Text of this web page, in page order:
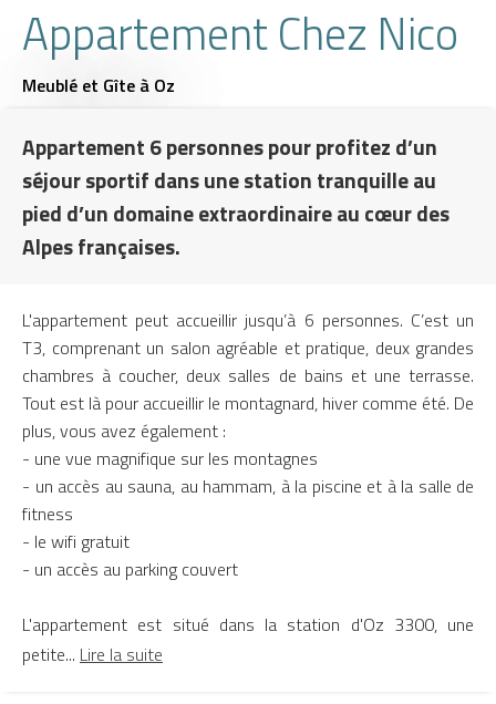
Appartement Chez Nico
Meublé et Gîte à Oz
Appartement 6 personnes pour profitez d’un
séjour sportif dans une station tranquille au
pied d’un domaine extraordinaire au cœur des
Alpes françaises.
L'appartement peut accueillir jusqu’à 6 personnes. C’est un
T3, comprenant un salon agréable et pratique, deux grandes
chambres à coucher, deux salles de bains et une terrasse.
Tout est là pour accueillir le montagnard, hiver comme été. De
plus, vous avez également :
- une vue magnifique sur les montagnes
- un accès au sauna, au hammam, à la piscine et à la salle de
fitness
- le wifi gratuit
- un accès au parking couvert
L'appartement est situé dans la station d'Oz 3300, une
petite... Lire la suite